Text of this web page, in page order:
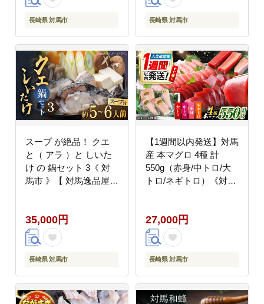
長崎県 対馬市
小分け
長崎県 対馬市
スープ が絶品！ クエ
と（ アラ ）と しいた
け の 鍋セット 3《 対
馬市 》【 対馬逸品屋
35,000円
長崎県 対馬市
【1週間以内発送】対馬
産 本マグロ 4種 計
550g（赤身/中トロ/大
トロ/ネギトロ）《対馬
本マグロ 養殖 トロ 中
トロ 中とろ 大トロ 大
とろ 赤身 ねぎとろ ネ
ギトロ たたき 刺身 冷
答 スピード発送 最速発
送 最短発送
27,000円
長崎県 対馬市